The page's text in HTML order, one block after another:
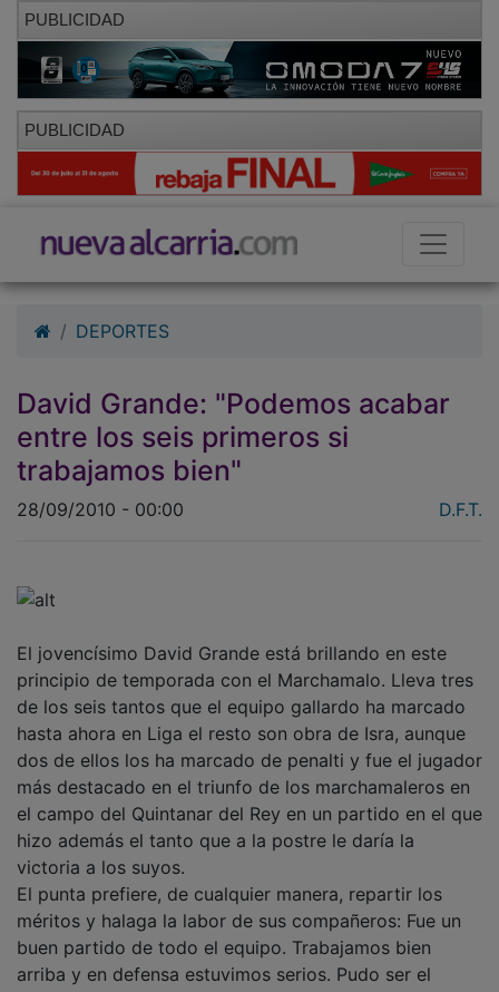
PUBLICIDAD
PUBLICIDAD
David Grande: "Podemos acabar
entre los seis primeros si
trabajamos bien"
28/09/2010 - 00:00
principio de temporada con el Marchamalo. Lleva tres
de los seis tantos que el equipo gallardo ha marcado
hasta ahora en Liga el resto son obra de Isra, aunque
dos de ellos los ha marcado de penalti y fue el jugador
más destacado en el triunfo de los marchamaleros en
el campo del Quintanar del Rey en un partido en el que
hizo además el tanto que a la postre le daría la
victoria a los suyos.
El punta prefiere, de cualquier manera, repartir los
méritos y halaga la labor de sus compañeros: Fue un
buen partido de todo el equipo. Trabajamos bien
arriba y en defensa estuvimos serios. Pudo ser el
mejor partido del Marchamalo hasta ahora. Y eso que